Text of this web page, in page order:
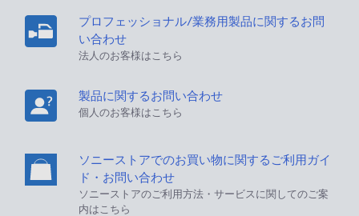
プロフェッショナル/業務用製品に関するお問
い合わせ
法人のお客様はこちら
製品に関するお問い合わせ
個人のお客様はこちら
ソニーストアでのお買い物に関するご利用ガイ
ド・お問い合わせ
ソニーストアのご利用方法・サービスに関してのご案
内はこちら